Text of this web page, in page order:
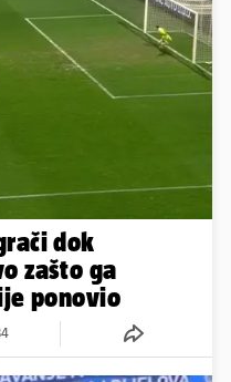
dok
zašto ga
ponovio